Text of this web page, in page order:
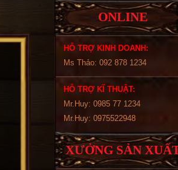
ONLINE
HỖ TRỢ KINH DOANH:
Ms Thảo: 092 878 1234
HỖ TRỢ KĨ THUẬT:
Mr.Huy: 0985 77 1234
Mr.Huy: 0975522948
XƯỞNG SẢN